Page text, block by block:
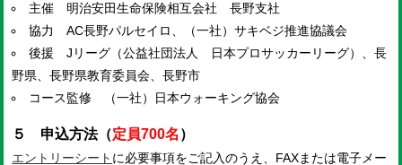
主催 明治安田生命保険相互会社 長野支社
協力 AC長野パルセイロ、（一社）サキベジ推進協議会
後援 Jリーグ（公益社団法人 日本プロサッカーリーグ）、長
野県、長野県教育委員会、長野市
コース監修 （一社）日本ウォーキング協会
５ 申込方法（定員700名 ）
エントリーシート に必要事項をご記入のうえ、FAXまたは電子メー